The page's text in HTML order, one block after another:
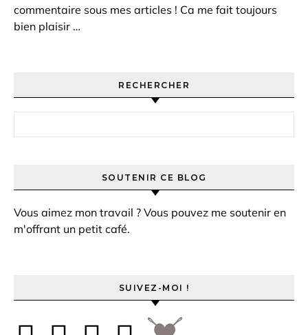
commentaire sous mes articles ! Ca me fait toujours
bien plaisir …
RECHERCHER
SOUTENIR CE BLOG
Vous aimez mon travail ? Vous pouvez me soutenir en
m'offrant un petit café.
SUIVEZ-MOI !